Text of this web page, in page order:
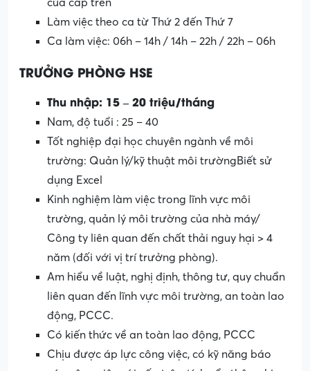
của cấp trên
Làm việc theo ca từ Thứ 2 đến Thứ 7
Ca làm việc: 06h – 14h / 14h – 22h / 22h – 06h
TRƯỞNG PHÒNG HSE
Thu nhập: 15 – 20 triệu/tháng
Nam, độ tuổi : 25 – 40
Tốt nghiệp đại học chuyên ngành về môi
trường: Quản lý/kỹ thuật môi trườngBiết sử
dụng Excel
Kinh nghiệm làm việc trong lĩnh vực môi
trường, quản lý môi trường của nhà máy/
Công ty liên quan đến chất thải nguy hại > 4
năm (đối với vị trí trưởng phòng).
Am hiểu về luật, nghị định, thông tư, quy chuẩn
liên quan đến lĩnh vực môi trường, an toàn lao
động, PCCC.
Có kiến thức về an toàn lao động, PCCC
Chịu được áp lực công việc, có kỹ năng báo